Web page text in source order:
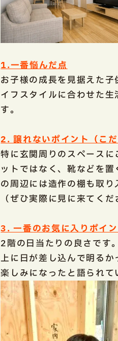
1.一番悩んだ点
お子様の成長を見据えた
イフスタイルに合わせた
す。
2. 譲れないポイント（こだ
特に玄関周りのスペース
ットではなく、靴などを
の周辺には造作の棚も取り
（ぜひ実際に見に来てくだ
3. 一番のお気に入りポイ
2階の日当たりの良さです
上に日が差し込んで明る
楽しみになったと語られて